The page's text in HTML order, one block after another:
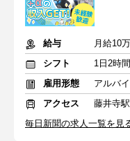
給与
月給10
シフト
1日2時
雇用形態
アルバ
アクセス
藤井寺
毎日新聞の求人一覧を見